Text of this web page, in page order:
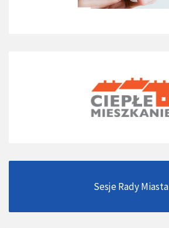
Sesje Rady Miasta